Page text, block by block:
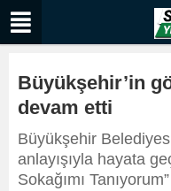
Büyükşehir’in
devam etti
Büyükşehir
anlayışıyla hayata
Sokağımı